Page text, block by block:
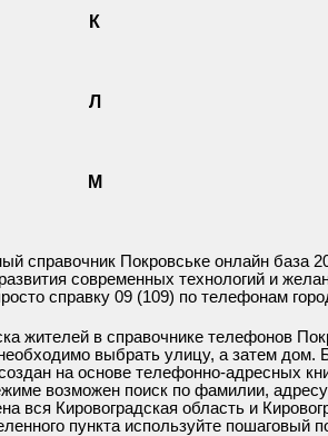
К
Л
М
справочник Покровське онлайн база
современных технологий и
справку 09 (109) по телефонам
жителей в справочнике телефонов
выбрать улицу, а затем дом.
на основе телефонно-адресных
возможен поиск по фамилии,
вся Кировоградская область и
пункта используйте пошаговый